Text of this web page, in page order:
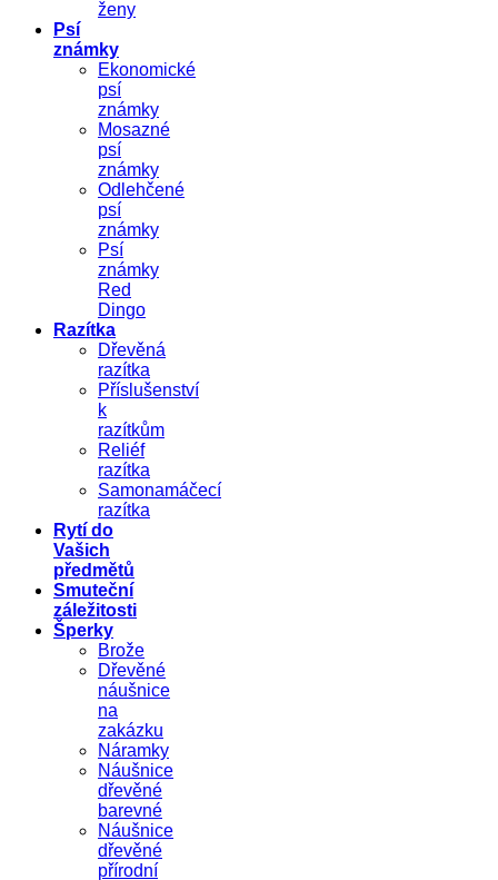
ženy
Psí
známky
Ekonomické
psí
známky
Mosazné
psí
známky
Odlehčené
psí
známky
Psí
známky
Red
Dingo
Razítka
Dřevěná
razítka
Příslušenství
k
razítkům
Reliéf
razítka
Samonamáčecí
razítka
Rytí do
Vašich
předmětů
Smuteční
záležitosti
Šperky
Brože
Dřevěné
náušnice
na
zakázku
Náramky
Náušnice
dřevěné
barevné
Náušnice
dřevěné
přírodní